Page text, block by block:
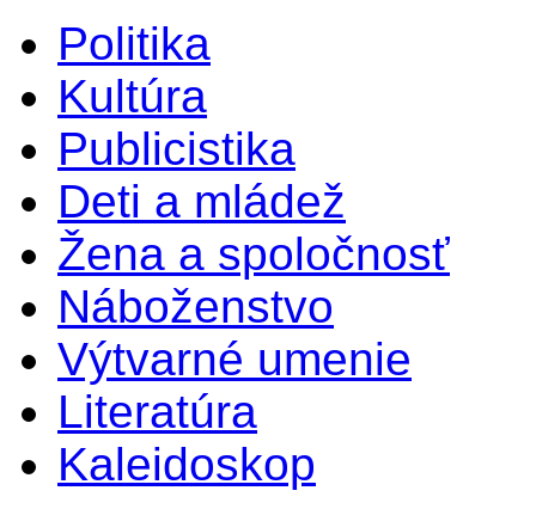
Politika
Kultúra
Publicistika
Deti a mládež
Žena a spoločnosť
Náboženstvo
Výtvarné umenie
Literatúra
Kaleidoskop